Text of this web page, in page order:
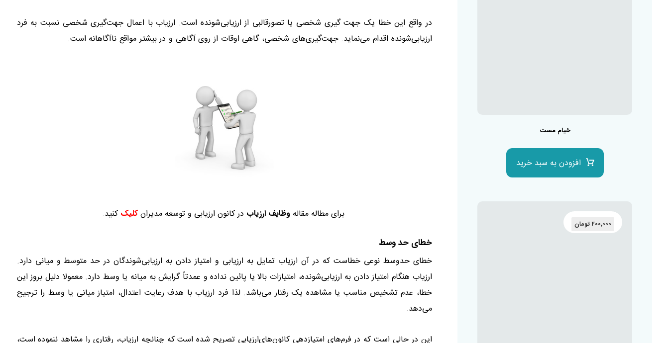
در واقع این خطا یک جهت گیری شخصی یا تصور‌قالبی از ارزیابی‌شونده است. ارزیاب با اعمال جهت‌گیری شخصی نسبت به فرد
ارزیابی‌شونده اقدام می‌نماید. جهت‌گیری‌های شخصی، گاهی اوقات از روی آگاهی و در بیشتر مواقع ناآگاهانه است.
برای مطاله مقالهوظایف ارزیاب در کانون ارزیابی و توسعه مدیرانکلیککنید.
خطای حد وسط
خطای حدوسط نوعی خطاست که در آن ارزیاب تمایل به ارزیابی و امتیاز دادن به ارزیابی‌شوندگان در حد متوسط و میانی دارد.
ارزیاب هنگام امتیاز دادن به ارزیابی‌شونده، امتیازات بالا یا پائین نداده و عمدتاً گرایش به میانه یا وسط دارد. معمولا دلیل بروز این
خطا، عدم تشخیص مناسب یا مشاهده یک رفتار می‌باشد. لذا فرد ارزیاب با هدف رعایت اعتدال، امتیاز میانی یا وسط را ترجیح
می‌دهد.
این در حالی است که در فرم‌های امتیازدهی کانون‌های‌ارزیابی تصریح شده است که چنانچه ارزیاب، رفتاری را مشاهد ننموده است،
خیام مست
افزودن به سبد خرید
۲۰۰,۰۰۰ تومان